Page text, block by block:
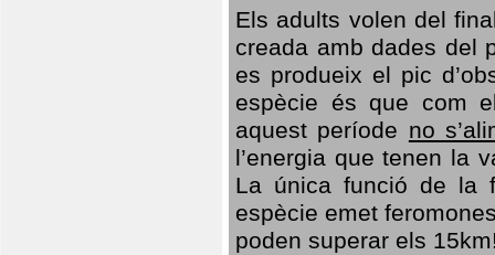
Els adults volen del
creada amb dades del
es produeix el pic
espècie és que com
aquest període no
l’energia que tenen la
La única funció de la
espècie emet
poden superar els